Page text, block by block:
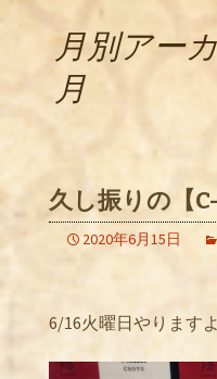
月別アー
月
久し振りの【
2020年6月15日
6/16火曜日やります